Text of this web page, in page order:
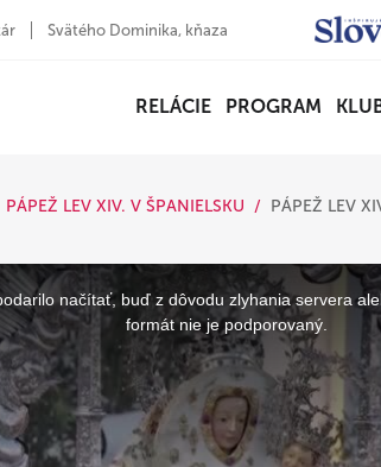
Svätého Dominika, kňaza
RELÁCIE PROGRAM
PÁPEŽ LEV XIV. V ŠPANIELSKU PÁPEŽ LEV
načítať, buď z dôvodu zlyhania servera
formát nie je podporovaný.